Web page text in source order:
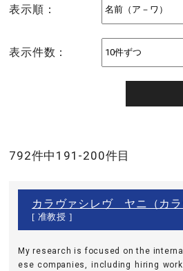
表示順：
表示件数：
792件中191-200件目
カラヴァシレヴ ヤニ（カ
[ 准教授 ]
My research is focused on the
ese companies, including hiring